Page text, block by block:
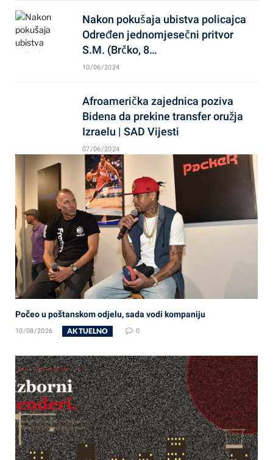
Nakon pokušaja ubistva policajca
Određen jednomjesečni pritvor
S.M. (Brčko, 8…
10/06/2024
Afroamerička zajednica poziva
Bidena da prekine transfer oružja
Izraelu | SAD Vijesti
07/06/2024
Počeo u poštanskom odjelu, sada vodi kompaniju
10/08/2026 AKTUELNO 0